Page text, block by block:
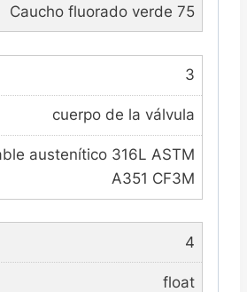
Caucho fluorado verde 75
3
cuerpo de la válvula
austenítico 316L ASTM
A351 CF3M
4
float